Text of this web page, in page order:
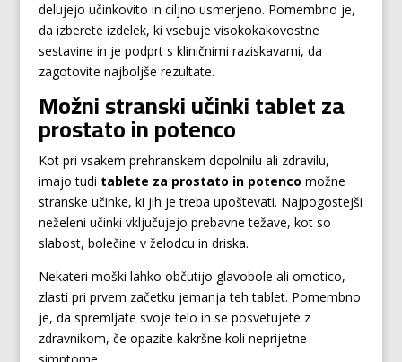
delujejo učinkovito in ciljno usmerjeno. Pomembno je,
da izberete izdelek, ki vsebuje visokokakovostne
sestavine in je podprt s kliničnimi raziskavami, da
zagotovite najboljše rezultate.
Možni stranski učinki tablet za
prostato in potenco
Kot pri vsakem prehranskem dopolnilu ali zdravilu,
imajo tudi tablete za prostato in potenco možne
stranske učinke, ki jih je treba upoštevati. Najpogostejši
neželeni učinki vključujejo prebavne težave, kot so
slabost, bolečine v želodcu in driska.
Nekateri moški lahko občutijo glavobole ali omotico,
zlasti pri prvem začetku jemanja teh tablet. Pomembno
je, da spremljate svoje telo in se posvetujete z
zdravnikom, če opazite kakršne koli neprijetne